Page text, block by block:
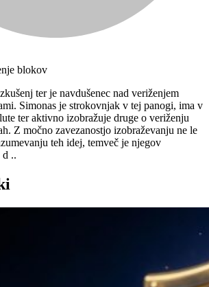
blokov
ter je navdušenec nad veriženjem
Simonas je strokovnjak v tej panogi, ima v
ter aktivno izobražuje druge o veriženju
Z močno zavezanostjo izobraževanju ne le
teh idej, temveč je njegov
..